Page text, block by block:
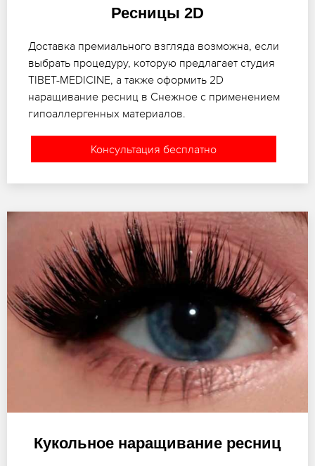
Ресницы 2D
Доставка премиального взгляда возможна, если
выбрать процедуру, которую предлагает студия
TIBET-MEDICINE, а также оформить 2D
наращивание ресниц в Снежное с применением
гипоаллергенных материалов.
Консультация бесплатно
Кукольное наращивание ресниц